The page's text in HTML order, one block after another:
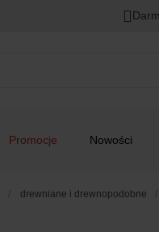
Promocje Nowości
drewniane i drewnopodobne